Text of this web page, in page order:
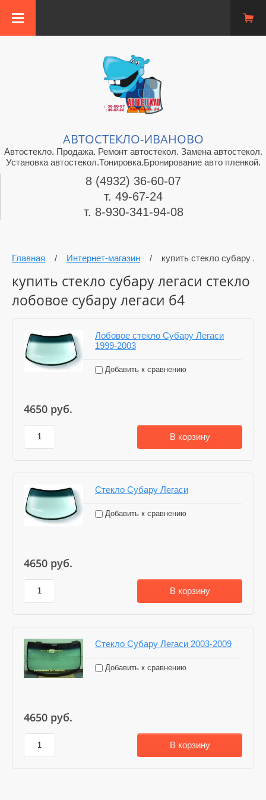
АВТОСТЕКЛО-ИВАНОВО
Автостекло. Продажа. Ремонт автостекол. Замена автостекол.
Установка автостекол.Тонировка.Бронирование авто пленкой.
8 (4932) 36-60-07
т. 49-67-24
т. 8-930-341-94-08
Главная / Интернет-магазин / купить стекло субару
купить стекло субару легаси стекло
лобовое субару легаси б4
Лобовое стекло Субару Легаси
1999-2003
Добавить к сравнению
4650 руб.
В корзину
Стекло Субару Легаси
Добавить к сравнению
4650 руб.
В корзину
Стекло Субару Легаси 2003-2009
Добавить к сравнению
4650 руб.
В корзину